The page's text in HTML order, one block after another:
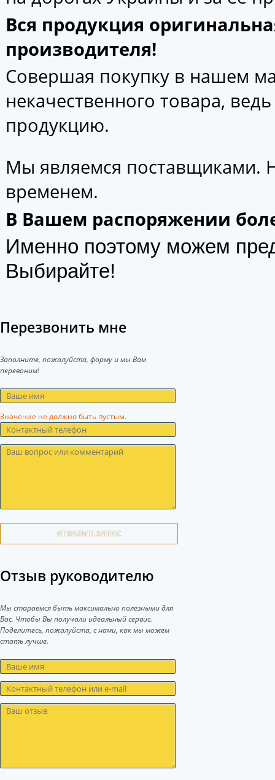
Вся продукция
производителя!
Совершая покупку в нашем
некачественного товара,
продукцию.
Мы являемся поставщиками.
временем.
В Вашем распоряжении
Именно поэтому можем
Выбирайте!
Перезвонить мне
Заполните, пожалуйста, форму и мы Вам
перевоним!
Значение не должно быть пустым.
ОТПРАВИТЬ ЗАПРОС
Отзыв руководителю
Мы стараемся быть максимально полезными для
Вас. Чтобы Вы получали идеальный сервис.
Поделитесь, пожалуйста, с нами, как мы можем
стать лучше.